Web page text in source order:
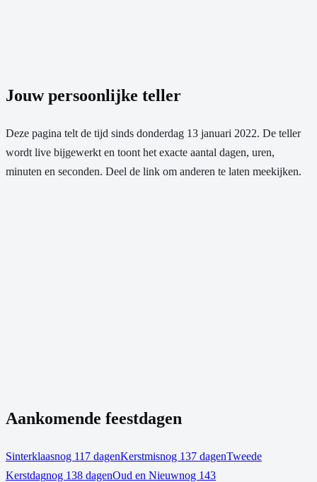
Jouw persoonlijke teller
Deze pagina telt de tijd sinds donderdag 13 januari 2022. De teller
wordt live bijgewerkt en toont het exacte aantal dagen, uren,
minuten en seconden. Deel de link om anderen te laten meekijken.
Aankomende feestdagen
Sinterklaasnog 117 dagenKerstmisnog 137 dagenTweede
Kerstdagnog 138 dagenOud en Nieuwnog 143